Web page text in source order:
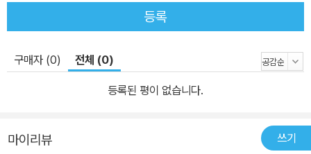
등록
구매자 (0) 전체 (0)
등록된 평이 없습니다.
마이리뷰 쓰기